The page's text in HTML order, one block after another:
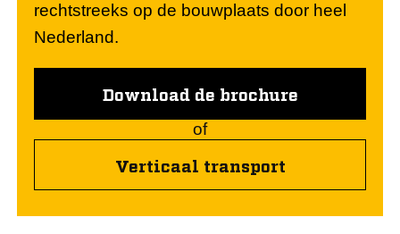
rechtstreeks op de bouwplaats door heel
Nederland.
Download de brochure
of
Verticaal transport